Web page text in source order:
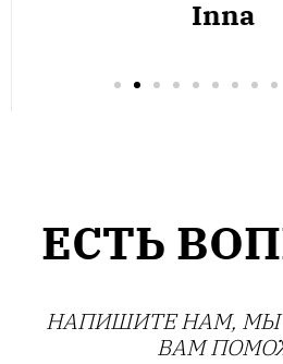
ЕСТЬ
НАПИШИТЕ НАМ, МЫ
ВАМ